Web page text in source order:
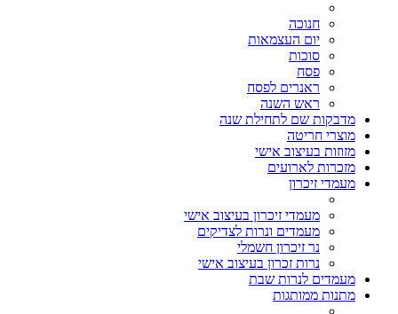
חנוכה
יום העצמאות
סוכות
פסח
ראנרים לפסח
ראש השנה
מדבקות שם לתחילת שנה
מוצרי חריטה
מזוזות בעיצוב אישי
מזכרות לארועים
מעמדי זיכרון
מעמדי זיכרון בעיצוב אישי
מעמדים ונרות לצדיקים
נר זיכרון חשמלי
נרות זכרון בעיצוב אישי
מעמדים לנרות שבת
מתנות ממותגות